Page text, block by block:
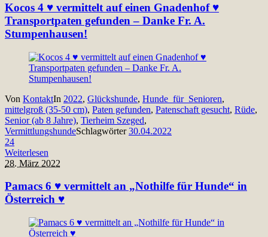
Kocos 4 ♥ vermittelt auf einen Gnadenhof ♥
Transportpaten gefunden – Danke Fr. A.
Stumpenhausen!
Von KontaktIn 2022, Glückshunde, Hunde_für_Senioren,
mittelgroß (35-50 cm), Paten gefunden, Patenschaft gesucht, Rüde,
Senior (ab 8 Jahre), Tierheim Szeged,
VermittlungshundeSchlagwörter30.04.2022
24
Weiterlesen
28. März 2022
Pamacs 6 ♥ vermittelt an „Nothilfe für Hunde“ in
Österreich ♥